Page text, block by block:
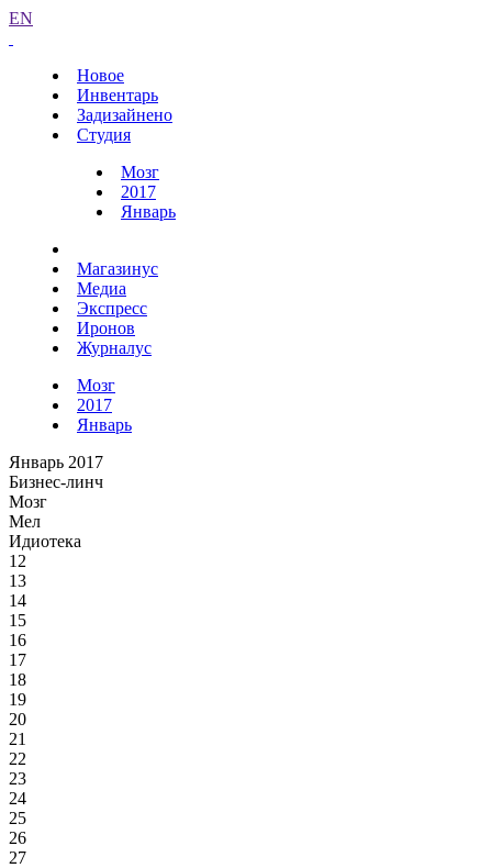
EN
Новое
Инвентарь
Задизайнено
Студия
Мозг
2017
Январь
Магазинус
Медиа
Экспресс
Иронов
Журналус
Мозг
2017
Январь
Январь 2017
Бизнес-линч
Мозг
Мел
Идиотека
12
13
14
15
16
17
18
19
20
21
22
23
24
25
26
27